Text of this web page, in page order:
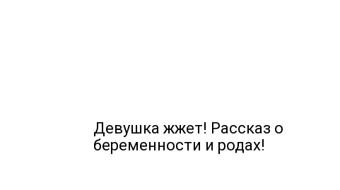
Девушка жжет! Рассказ о
беременности и родах!